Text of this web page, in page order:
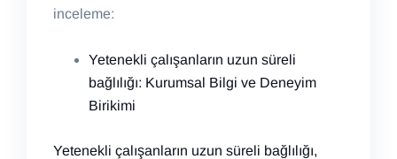
inceleme:
Yetenekli çalışanların uzun süreli
bağlılığı: Kurumsal Bilgi ve Deneyim
Birikimi
Yetenekli çalışanların uzun süreli bağlılığı,